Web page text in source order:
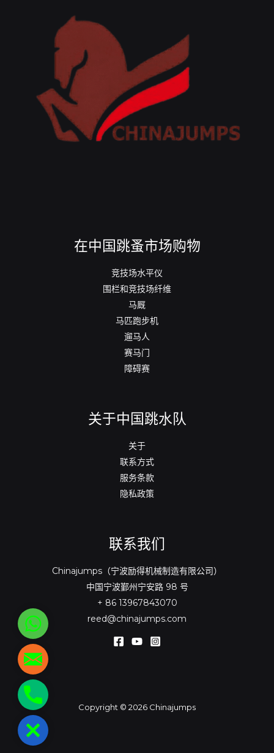
在中国跳蚤市场购物
竞技场水平仪
围栏和竞技场纤维
马厩
马匹跑步机
遛马人
赛马门
障碍赛
关于中国跳水队
关于
联系方式
服务条款
隐私政策
联系我们
Chinajumps（宁波励得机械制造有限公司）
中国宁波鄞州宁安路 98 号
+ 86 13967843070
reed@chinajumps.com
Copyright © 2026 Chinajumps
WhatsApp
reed@chinajumps.com
+86
13967843070
关
闭